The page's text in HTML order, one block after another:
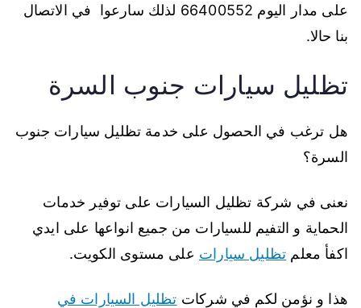
على مدار اليوم 66400552 لذلك سارعوا في الاتصال
بنا حالا.
تظليل سيارات جنوب السرة
هل ترغب في الحصول على خدمة تظليل سيارات جنوب
السرة؟
نعنى في شركة تظليل السيارات على توفير خدمات
الحماية و التفيم للسيارات من جميع انواعها على ايدي
اكفأ معلم تظليل سيارات على مستوى الكويت.
هذا و نؤمن لكم في شركات تظليل السيارات في